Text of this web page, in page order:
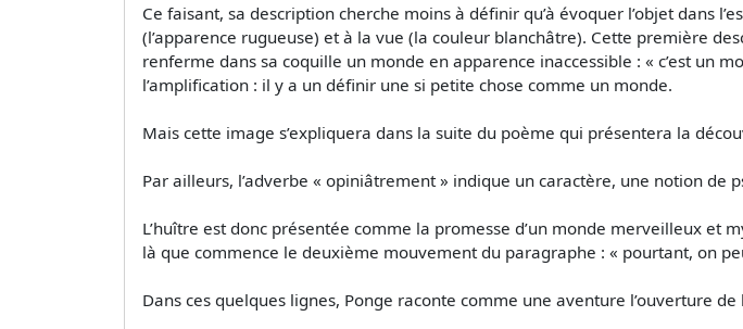
Ce faisant, sa description cherche moins à définir qu’à évoquer l’objet dans
(l’apparence rugueuse) et à la vue (la couleur blanchâtre). Cette première
renferme dans sa coquille un monde en apparence inaccessible : « c’est un
l’amplification : il y a un définir une si petite chose comme un monde.
Mais cette image s’expliquera dans la suite du poème qui présentera la
Par ailleurs, l’adverbe « opiniâtrement » indique un caractère, une notion de
L’huître est donc présentée comme la promesse d’un monde merveilleux et
là que commence le deuxième mouvement du paragraphe : « pourtant, on
Dans ces quelques lignes, Ponge raconte comme une aventure l’ouverture de